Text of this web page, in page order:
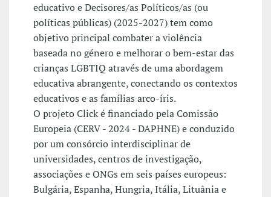
educativo e Decisores/as Políticos/as (ou
políticas públicas) (2025-2027) tem como
objetivo principal combater a violência
baseada no género e melhorar o bem-estar das
crianças LGBTIQ através de uma abordagem
educativa abrangente, conectando os contextos
educativos e as famílias arco-íris.
O projeto Click é financiado pela Comissão
Europeia (CERV - 2024 - DAPHNE) e conduzido
por um consórcio interdisciplinar de
universidades, centros de investigação,
associações e ONGs em seis países europeus:
Bulgária, Espanha, Hungria, Itália, Lituânia e